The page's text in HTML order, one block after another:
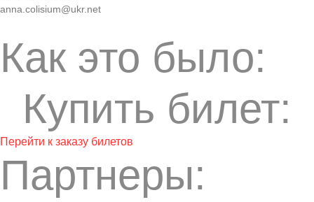
anna.colisium@ukr.net
Как это было:
Купить билет:
Перейти к заказу билетов
Партнеры: